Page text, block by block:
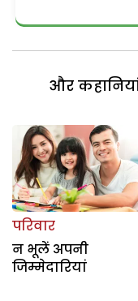
और
परिवार
न भूलें अपनी
जिम्मेदारियां